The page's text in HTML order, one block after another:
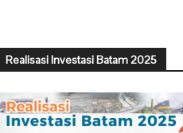
Realisasi Investasi Batam 2025